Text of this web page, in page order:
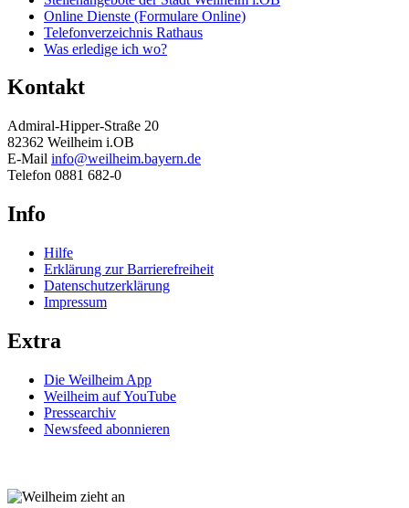
Online Dienste (Formulare Online)
Telefonverzeichnis Rathaus
Was erledige ich wo?
Kontakt
Admiral-Hipper-Straße 20
82362 Weilheim i.OB
E-Mail info@weilheim.bayern.de
Telefon 0881 682-0
Info
Hilfe
Erklärung zur Barrierefreiheit
Datenschutzerklärung
Impressum
Extra
Die Weilheim App
Weilheim auf YouTube
Pressearchiv
Newsfeed abonnieren